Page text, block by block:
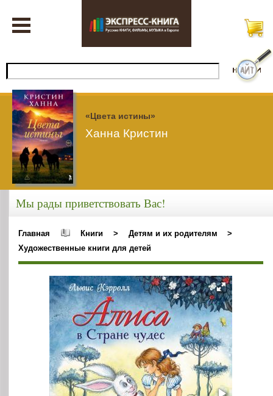
«Цвета истины»
Ханна Кристин
Мы рады приветствовать Вас!
Главная Книги > Детям и их родителям
>
Художественные книги для детей